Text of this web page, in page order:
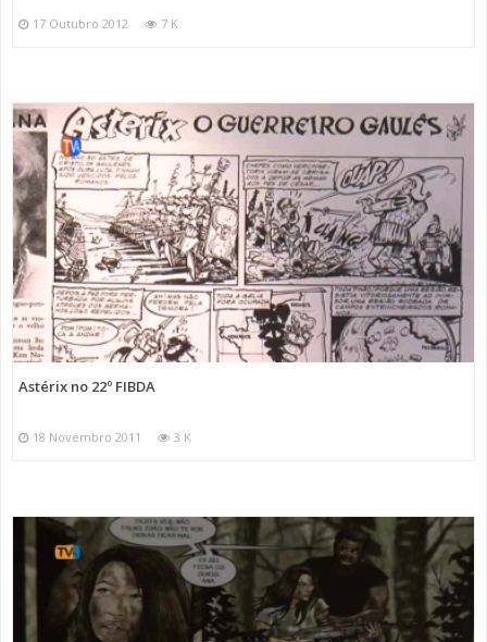
17 Outubro 2012 7 K
Astérix no 22º FIBDA
18 Novembro 2011 3 K